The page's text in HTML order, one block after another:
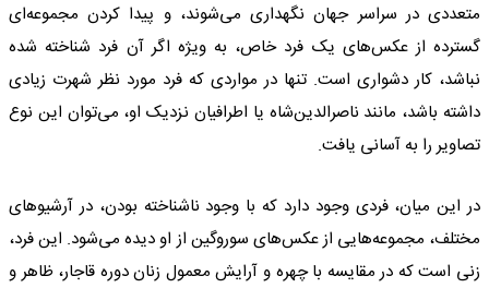
متعددی در سراسر جهان نگهداری می‌شوند، و پیدا کردن مجموعه‌ای
گسترده از عکس‌های یک فرد خاص، به ویژه اگر آن فرد شناخته شده
نباشد، کار دشواری است. تنها در مواردی که فرد مورد نظر شهرت زیادی
داشته باشد، مانند ناصرالدین‌شاه یا اطرافیان نزدیک او، می‌توان این نوع
تصاویر را به آسانی یافت.
در این میان، فردی وجود دارد که با وجود ناشناخته بودن، در آرشیوهای
مختلف، مجموعه‌هایی از عکس‌های سوروگین از او دیده می‌شود. این فرد،
زنی است که در مقایسه با چهره و آرایش معمول زنان دوره قاجار، ظاهر و